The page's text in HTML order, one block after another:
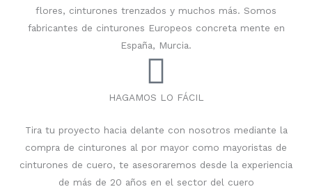
flores, cinturones trenzados y muchos más. Somos
fabricantes de cinturones Europeos concreta mente en
España, Murcia.
HAGAMOS LO FÁCIL
Tira tu proyecto hacia delante con nosotros mediante la
compra de cinturones al por mayor como mayoristas de
cinturones de cuero, te asesoraremos desde la experiencia
de más de 20 años en el sector del cuero